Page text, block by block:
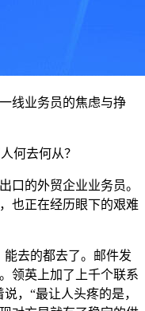
线业务员的焦虑与挣
何去何从？
口的外贸企业业务员。
也正在经历眼下的艰难
去的都去了。邮件发
领英上加了上千个联系
，“最让人头疼的是，